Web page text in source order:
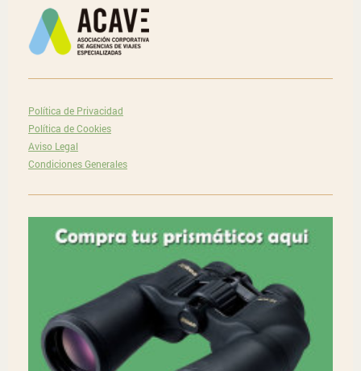
Política de Privacidad
Política de Cookies
Aviso Legal
Condiciones Generales